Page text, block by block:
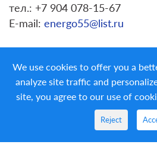
тел.: +7 904 078-15-67
E-mail: energo55@list.ru
Copyright ©LIYOND ELECTRIC
ELECSPARE
We use cookies to offer you a
analyze site traffic and
site, you agree to our use of
Reject